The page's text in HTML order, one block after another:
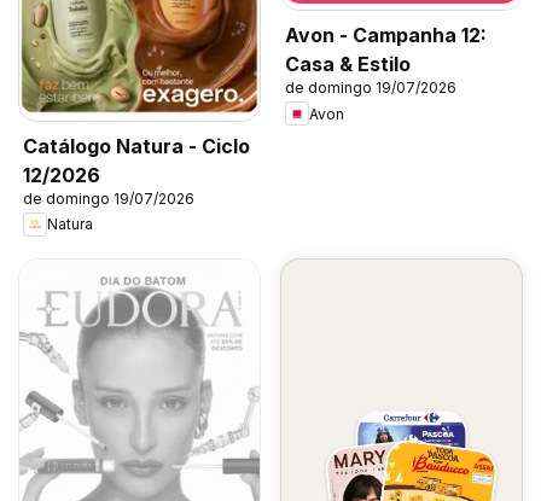
Catálogo Natura - Ciclo
12/2026
de domingo 19/07/2026
Natura
Avon - Campanha 12:
Casa & Estilo
de domingo 19/07/2026
Avon